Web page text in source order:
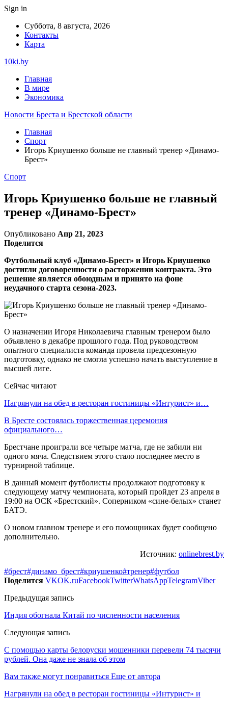
Sign in
Суббота, 8 августа, 2026
Контакты
Карта
10ki.by
Главная
В мире
Экономика
Новости Бреста и Брестской области
Главная
Спорт
Игорь Криушенко больше не главный тренер «Динамо-
Брест»
Спорт
Игорь Криушенко больше не главный
тренер «Динамо-Брест»
Опубликовано Апр 21, 2023
Поделится
Футбольный клуб «Динамо-Брест» и Игорь Криушенко
достигли договоренности о расторжении контракта. Это
решение является обоюдным и принято на фоне
неудачного старта сезона-2023.
О назначении Игоря Николаевича главным тренером было
объявлено в декабре прошлого года. Под руководством
опытного специалиста команда провела предсезонную
подготовку, однако не смогла успешно начать выступление в
высшей лиге.
Сейчас читают
Нагрянули на обед в ресторан гостиницы «Интурист» и…
В Бресте состоялась торжественная церемония
официального…
Брестчане проиграли все четыре матча, где не забили ни
одного мяча. Следствием этого стало последнее место в
турнирной таблице.
В данный момент футболисты продолжают подготовку к
следующему матчу чемпионата, который пройдет 23 апреля в
19:00 на ОСК «Брестский». Соперником «сине-белых» станет
БАТЭ.
О новом главном тренере и его помощниках будет сообщено
дополнительно.
Источник: onlinebrest.by
#брест#динамо_брест#криушенко#тренер#футбол
Поделится VKOK.ruFacebookTwitterWhatsAppTelegramViber
Предыдущая запись
Индия обогнала Китай по численности населения
Следующая запись
С помощью карты белоруски мошенники перевели 74 тысячи
рублей. Она даже не знала об этом
Вам также могут понравиться Еще от автора
Нагрянули на обед в ресторан гостиницы «Интурист» и